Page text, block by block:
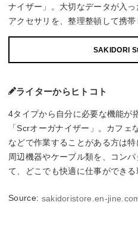
ナイザー」。大切なデータが入
アクセサリを、整理整頓して携帯
SAKIDORI
ライターからヒトコト
4タイプから自分に必要な機能が
「Scrオーガナイザー」。カフ
などで作業することがある方は
周辺機器やケーブル類を、コン
て、どこでも快適に仕事ができる
Source: sakidoristore.en-